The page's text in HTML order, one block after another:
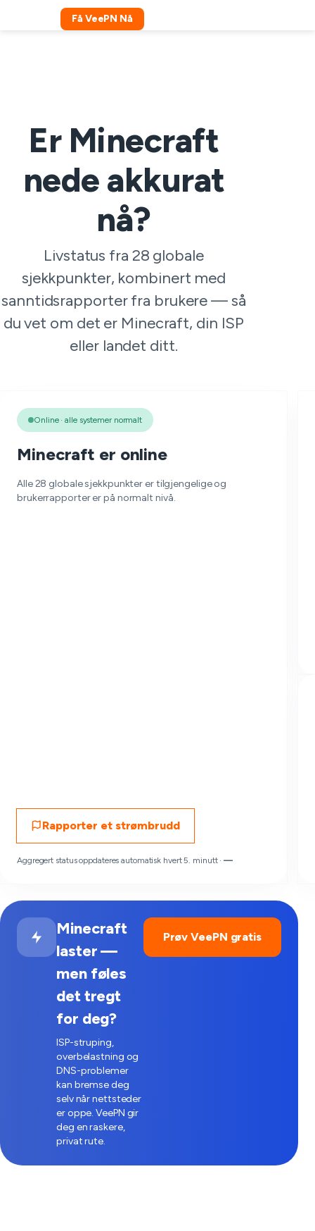
Få VeePN Nå
Er Minecraft
nede akkurat
nå?
Livstatus fra 28 globale
sjekkpunkter, kombinert med
sanntidsrapporter fra brukere — så
du vet om det er Minecraft, din ISP
eller landet ditt.
Online · alle systemer normalt
Minecraft er online
Alle 28 globale sjekkpunkter er tilgjengelige og
brukerrapporter er på normalt nivå.
Rapporter et strømbrudd
Aggregert status oppdateres automatisk hvert 5. minutt ·—
Minecraft
laster —
men føles
det tregt
for deg?
ISP-struping,
overbelastning og
DNS-problemer
kan bremse deg
selv når nettsteder
er oppe. VeePN gir
deg en raskere,
privat rute.
Prøv VeePN gratis